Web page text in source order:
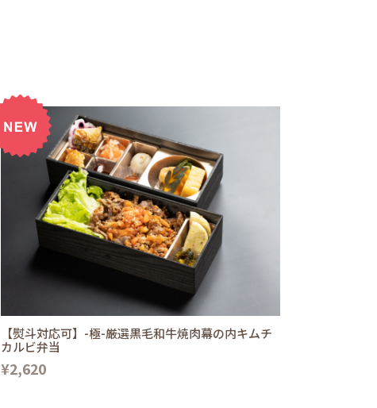
【熨斗対応可】-極-厳選黒毛和牛焼肉幕の内キムチ
カルビ弁当
¥2,620